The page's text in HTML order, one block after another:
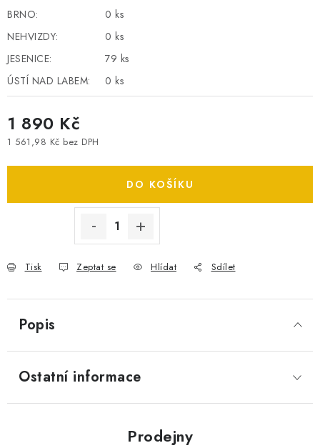
SPOTŘEBNÍ BATERIE
PŘÍSLUŠENSTVÍ
BRNO:
0 ks
NEHVIZDY:
0 ks
JESENICE:
79 ks
ÚSTÍ NAD LABEM:
0 ks
1 890 Kč
1 561,98 Kč bez DPH
DO KOŠÍKU
Tisk Zeptat se Hlídat Sdílet
Popis
Ostatní informace
Prodejny